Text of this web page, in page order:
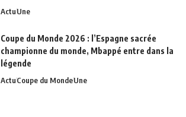
ActuUne
Coupe du Monde 2026 : l’Espagne sacrée
championne du monde, Mbappé entre dans la
légende
ActuCoupe du MondeUne